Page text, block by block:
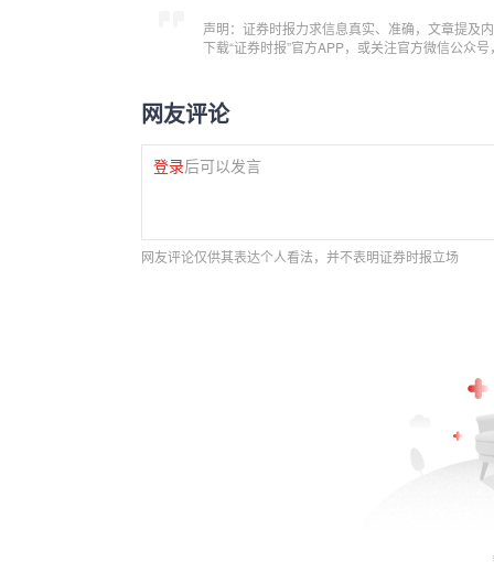
声明：证券时报力求信息真实、准确，文章提及
下载“证券时报”官方APP，或关注官方微信公众
网友评论
登录后可以发言
网友评论仅供其表达个人看法，并不表明证券时报立场